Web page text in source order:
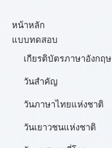
หน้าหลัก
แบบทดสอบ
เกียรติบัตรภาษาอังกฤษ
วันสำคัญ
วันภาษาไทยแห่งชาติ
วันเยาวชนแห่งชาติ